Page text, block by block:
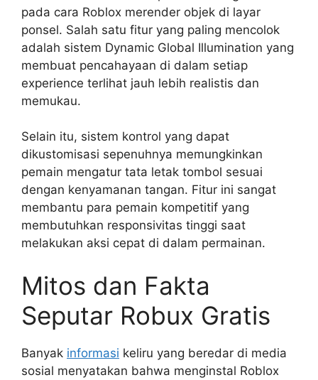
pada cara Roblox merender objek di layar
ponsel. Salah satu fitur yang paling mencolok
adalah sistem Dynamic Global Illumination yang
membuat pencahayaan di dalam setiap
experience terlihat jauh lebih realistis dan
memukau.
Selain itu, sistem kontrol yang dapat
dikustomisasi sepenuhnya memungkinkan
pemain mengatur tata letak tombol sesuai
dengan kenyamanan tangan. Fitur ini sangat
membantu para pemain kompetitif yang
membutuhkan responsivitas tinggi saat
melakukan aksi cepat di dalam permainan.
Mitos dan Fakta
Seputar Robux Gratis
Banyak informasi keliru yang beredar di media
sosial menyatakan bahwa menginstal Roblox